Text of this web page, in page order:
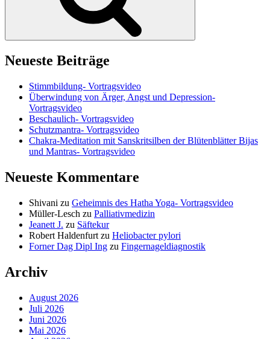
Neueste Beiträge
Stimmbildung- Vortragsvideo
Überwindung von Ärger, Angst und Depression-
Vortragsvideo
Beschaulich- Vortragsvideo
Schutzmantra- Vortragsvideo
Chakra-Meditation mit Sanskritsilben der Blütenblätter Bijas
und Mantras- Vortragsvideo
Neueste Kommentare
Shivani zu Geheimnis des Hatha Yoga- Vortragsvideo
Müller-Lesch zu Palliativmedizin
Jeanett J. zu Säftekur
Robert Haldenfurt zu Heliobacter pylori
Forner Dag Dipl Ing zu Fingernageldiagnostik
Archiv
August 2026
Juli 2026
Juni 2026
Mai 2026